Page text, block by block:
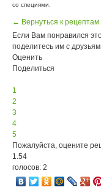
со специями.
← Вернуться к
Если Вам понравился
поделитесь им с
Оценить
Поделиться
1
2
3
4
5
Пожалуйста, оцените
1.54
голосов: 2